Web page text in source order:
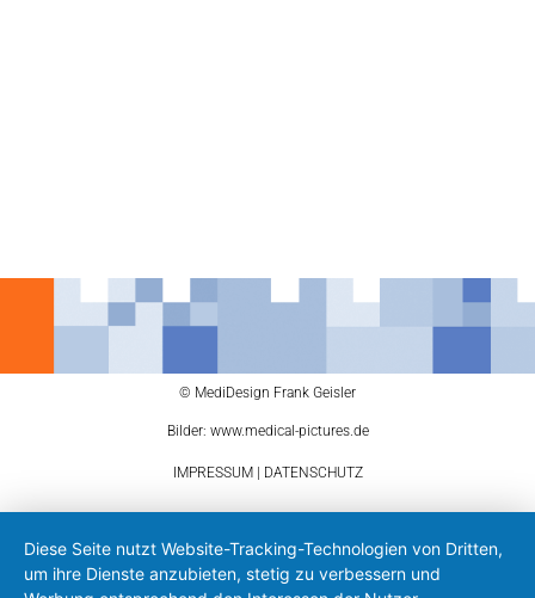
© MediDesign Frank Geisler
Bilder: www.medical-pictures.de
IMPRESSUM DATENSCHUTZ
Diese Seite nutzt Website-Tracking-Technologien von Dritten,
um ihre Dienste anzubieten, stetig zu verbessern und